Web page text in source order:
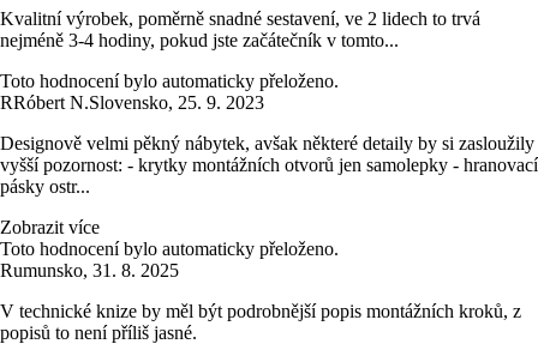
Kvalitní výrobek, poměrně snadné sestavení, ve 2 lidech to trvá
nejméně 3-4 hodiny, pokud jste začátečník v tomto...
Toto hodnocení bylo automaticky přeloženo.
RRóbert N.Slovensko, 25. 9. 2023
Designově velmi pěkný nábytek, avšak některé detaily by si zasloužily
vyšší pozornost: - krytky montážních otvorů jen samolepky - hranovací
pásky ostr...
Zobrazit více
Toto hodnocení bylo automaticky přeloženo.
Rumunsko, 31. 8. 2025
V technické knize by měl být podrobnější popis montážních kroků, z
popisů to není příliš jasné.